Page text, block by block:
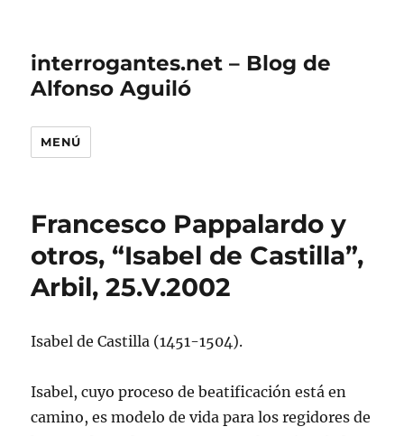
interrogantes.net – Blog de
Alfonso Aguiló
MENÚ
Francesco Pappalardo y
otros, “Isabel de Castilla”,
Arbil, 25.V.2002
Isabel de Castilla (1451-1504).
Isabel, cuyo proceso de beatificación está en
camino, es modelo de vida para los regidores de